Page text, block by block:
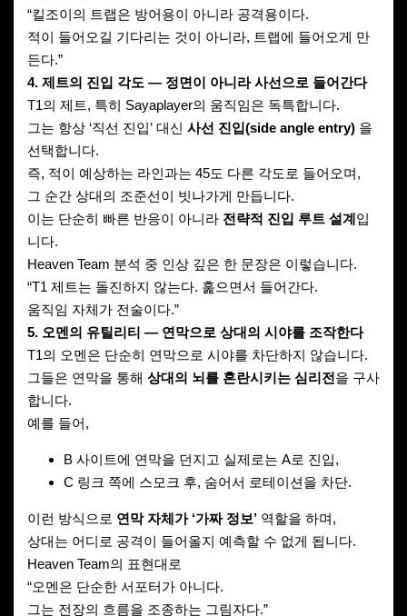
“킬조이의 트랩은 방어용이 아니라 공격용이다.
적이 들어오길 기다리는 것이 아니라, 트랩에 들어오게 만
든다.”
4. 제트의 진입 각도 — 정면이 아니라 사선으로 들어간다
T1의 제트, 특히 Sayaplayer의 움직임은 독특합니다.
그는 항상 ‘직선 진입’ 대신 사선 진입(side angle entry) 을
선택합니다.
즉, 적이 예상하는 라인과는 45도 다른 각도로 들어오며,
그 순간 상대의 조준선이 빗나가게 만듭니다.
이는 단순히 빠른 반응이 아니라 전략적 진입 루트 설계입
니다.
Heaven Team 분석 중 인상 깊은 한 문장은 이렇습니다.
“T1 제트는 돌진하지 않는다. 훑으면서 들어간다.
움직임 자체가 전술이다.”
5. 오멘의 유틸리티 — 연막으로 상대의 시야를 조작한다
T1의 오멘은 단순히 연막으로 시야를 차단하지 않습니다.
그들은 연막을 통해 상대의 뇌를 혼란시키는 심리전을 구사
합니다.
예를 들어,
B 사이트에 연막을 던지고 실제로는 A로 진입,
C 링크 쪽에 스모크 후, 숨어서 로테이션을 차단.
이런 방식으로 연막 자체가 ‘가짜 정보’ 역할을 하며,
상대는 어디로 공격이 들어올지 예측할 수 없게 됩니다.
Heaven Team의 표현대로
“오멘은 단순한 서포터가 아니다.
그는 전장의 흐름을 조종하는 그림자다.”